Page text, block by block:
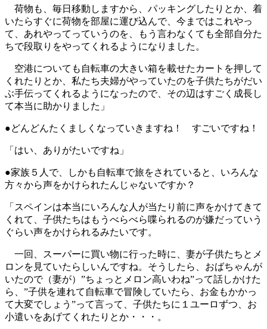
荷物も、毎日移動しますから、パッキングしたりとか、着
いたらすぐに荷物を部屋に運び込んで、今まではこれやっ
て、あれやってっていうのを、もう言わなくても全部自分た
ちで段取りをやってくれるようになりました。
空港についても自転車の大きい箱を載せたカートを押して
くれたりとか、私たち夫婦がやっていたのを子供たちがだい
ぶ手伝ってくれるようになったので、その辺はすごく成長し
て本当に助かりました」
●どんどんたくましくなっていきますね！ すごいですね！
「はい、ありがたいですね」
●家族５人で、しかも自転車で旅をされていると、いろんな
方々から声をかけられたんじゃないですか？
「スペインは本当にいろんな人が当たり前に声をかけてきて
くれて、子供たちはもうべらべら喋られるのが嫌だっていう
ぐらい声をかけられるみたいです。
一回、スーパーに買い物に行った時に、妻が子供たちとメ
ロンを見ていたらしいんですね。そうしたら、おばちゃんが
いたので（妻が）”ちょっとメロン高いわね”って話しかけた
ら、”子供を連れて自転車で冒険していたら、お金もかかっ
て大変でしょう”って言って、子供たちに１ユーロずつ、お
小遣いをあげてくれたりとか・・・。